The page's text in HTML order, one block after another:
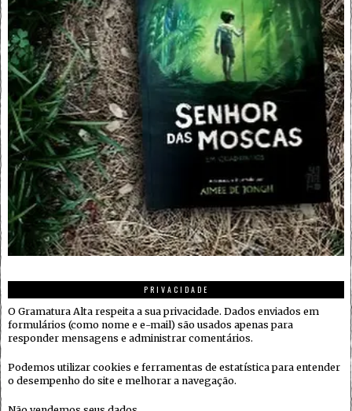
PRIVACIDADE
O Gramatura Alta respeita a sua privacidade. Dados enviados em
formulários (como nome e e-mail) são usados apenas para
responder mensagens e administrar comentários.
Podemos utilizar cookies e ferramentas de estatística para entender
o desempenho do site e melhorar a navegação.